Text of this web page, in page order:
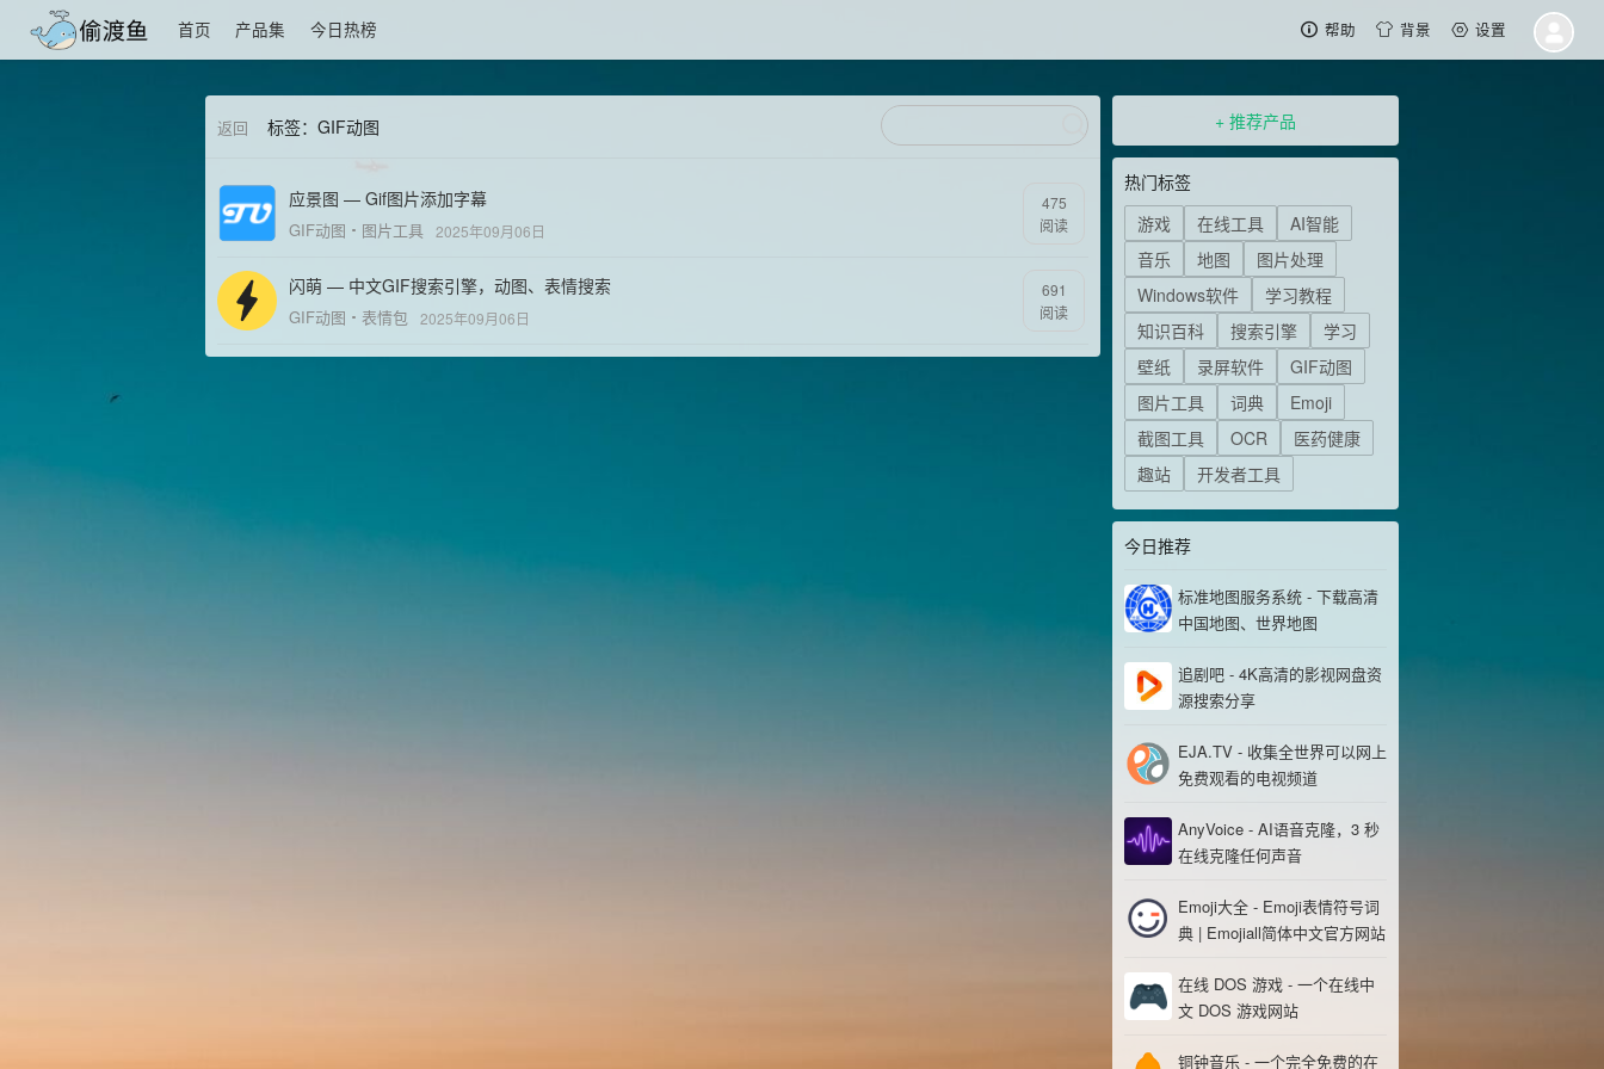
首页 产品集 今日热榜 帮助 背景 设置
返回 标签：GIF动图
应景图 — Gif图片添加字幕
GIF动图 图片工具 2025年09月06日
475
阅读
闪萌 — 中文GIF搜索引擎，动图、表情搜索
GIF动图 表情包 2025年09月06日
691
阅读
+ 推荐产品
热门标签
游戏
在线工具
AI智能
音乐
地图
图片处理
Windows软件
学习教程
知识百科
搜索引擎
学习
壁纸
录屏软件
GIF动图
图片工具
词典
Emoji
截图工具
OCR
医药健康
趣站
开发者工具
今日推荐
标准地图服务系统 - 下载高清
中国地图、世界地图
追剧吧 - 4K高清的影视网盘资
源搜索分享
EJA.TV - 收集全世界可以网上
免费观看的电视频道
AnyVoice - AI语音克隆，3 秒
在线克隆任何声音
Emoji大全 - Emoji表情符号词
典 | Emojiall简体中文官方网站
在线 DOS 游戏 - 一个在线中
文 DOS 游戏网站
铜钟音乐 - 一个完全免费的在